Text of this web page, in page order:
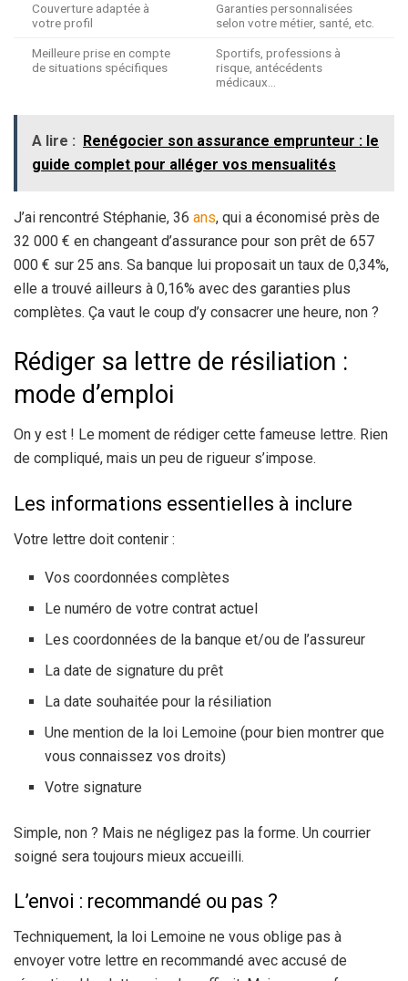
Couverture adaptée à
votre profil
Garanties personnalisées
selon votre métier, santé, etc.
Meilleure prise en compte
de situations spécifiques
Sportifs, professions à
risque, antécédents
médicaux…
A lire :
Renégocier son assurance emprunteur : le
guide complet pour alléger vos mensualités
J’ai rencontré Stéphanie, 36 ans, qui a économisé près de
32 000 € en changeant d’assurance pour son prêt de 657
000 € sur 25 ans. Sa banque lui proposait un taux de 0,34%,
elle a trouvé ailleurs à 0,16% avec des garanties plus
complètes. Ça vaut le coup d’y consacrer une heure, non ?
Rédiger sa lettre de résiliation :
mode d’emploi
On y est ! Le moment de rédiger cette fameuse lettre. Rien
de compliqué, mais un peu de rigueur s’impose.
Les informations essentielles à inclure
Votre lettre doit contenir :
Vos coordonnées complètes
Le numéro de votre contrat actuel
Les coordonnées de la banque et/ou de l’assureur
La date de signature du prêt
La date souhaitée pour la résiliation
Une mention de la loi Lemoine (pour bien montrer que
vous connaissez vos droits)
Votre signature
Simple, non ? Mais ne négligez pas la forme. Un courrier
soigné sera toujours mieux accueilli.
L’envoi : recommandé ou pas ?
Techniquement, la loi Lemoine ne vous oblige pas à
envoyer votre lettre en recommandé avec accusé de